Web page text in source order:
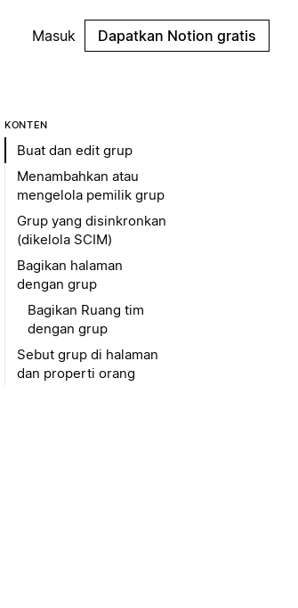
Masuk Dapatkan Notion gratis
KONTEN
Buat dan edit grup
Menambahkan atau
mengelola pemilik grup
Grup yang disinkronkan
(dikelola SCIM)
Bagikan halaman
dengan grup
Bagikan Ruang tim
dengan grup
Sebut grup di halaman
dan properti orang